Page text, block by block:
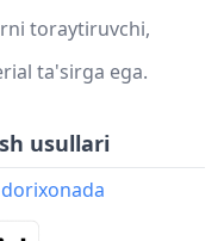
toraytiruvchi,
ta'sirga ega.
usullari